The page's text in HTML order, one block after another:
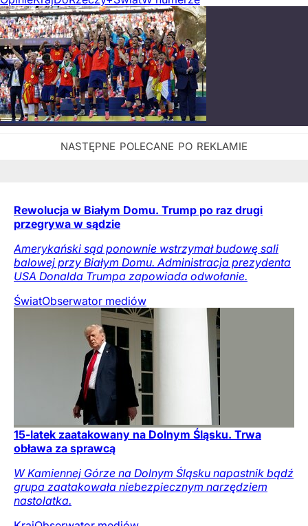
Rewolucja w Białym Domu. Trump po raz drugi
przegrywa w sądzie
Amerykański sąd ponownie wstrzymał budowę sali
balowej przy Białym Domu. Administracja prezydenta
USA Donalda Trumpa zapowiada odwołanie.
ŚwiatObserwator mediów
15-latek zaatakowany na Dolnym Śląsku. Trwa
obława za sprawcą
W Kamiennej Górze na Dolnym Śląsku napastnik bądź
grupa zaatakowała niebezpiecznym narzędziem
nastolatka.